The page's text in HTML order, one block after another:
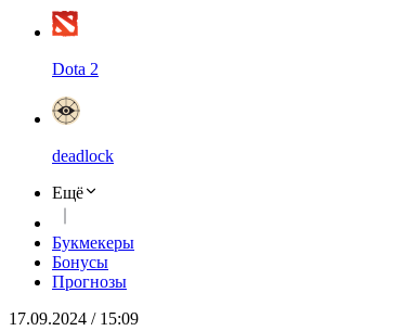
Dota 2
deadlock
Ещё
Букмекеры
Бонусы
Прогнозы
17.09.2024 / 15:09